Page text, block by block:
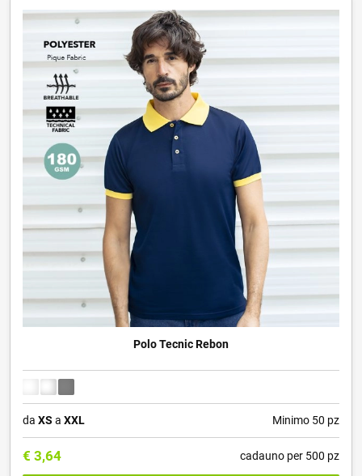
Polo Tecnic Rebon
da XS a XXL Minimo 50 pz
€ 3,64 cadauno per 500 pz